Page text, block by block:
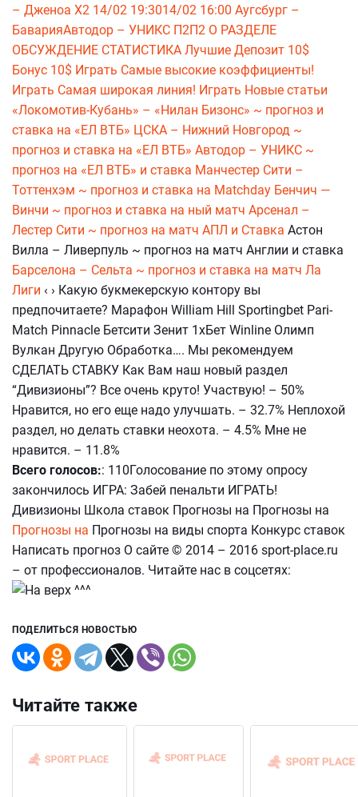
– Дженоа Х2 14/02 19:3014/02 16:00 Аугсбург –
БаварияАвтодор – УНИКС П2П2 О РАЗДЕЛЕ
ОБСУЖДЕНИЕ СТАТИСТИКА Лучшие Депозит 10$
Бонус 10$ Играть Самые высокие коэффициенты!
Играть Самая широкая линия! Играть Новые статьи
«Локомотив-Кубань» – «Нилан Бизонс» ~ прогноз и
ставка на «ЕЛ ВТБ» ЦСКА – Нижний Новгород ~
прогноз и ставка на «ЕЛ ВТБ» Автодор – УНИКС ~
прогноз на «ЕЛ ВТБ» и ставка Манчестер Сити –
Тоттенхэм ~ прогноз и ставка на Matchday Бенчич —
Винчи ~ прогноз и ставка на ный матч Арсенал –
Лестер Сити ~ прогноз на матч АПЛ и Ставка Астон
Вилла – Ливерпуль ~ прогноз на матч Англии и ставка
Барселона – Сельта ~ прогноз и ставка на матч Ла
Лиги ‹ › Какую букмекерскую контору вы
предпочитаете? Марафон William Hill Sportingbet Pari-
Match Pinnacle Бетсити Зенит 1хБет Winline Олимп
Вулкан Другую Обработка…. Мы рекомендуем
СДЕЛАТЬ СТАВКУ Как Вам наш новый раздел
“Дивизионы”? Все очень круто! Участвую! – 50%
Нравится, но его еще надо улучшать. – 32.7% Неплохой
раздел, но делать ставки неохота. – 4.5% Мне не
нравится. – 11.8%
Всего голосов:: 110Голосование по этому опросу
закончилось ИГРА: Забей пенальти ИГРАТЬ!
Дивизионы Школа ставок Прогнозы на Прогнозы на
Прогнозы на Прогнозы на виды спорта Конкурс ставок
Написать прогноз О сайте © 2014 – 2016 sport-place.ru
– от профессионалов. Читайте нас в соцсетях:
ПОДЕЛИТЬСЯ НОВОСТЬЮ
Читайте также